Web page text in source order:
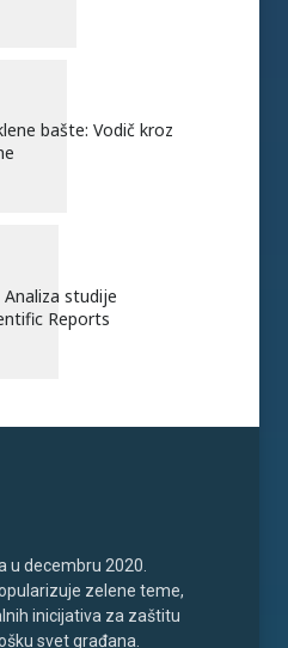
bašte: Vodič kroz
studije
Reports
u decembru 2020.
zelene teme,
inicijativa za zaštitu
svet građana.